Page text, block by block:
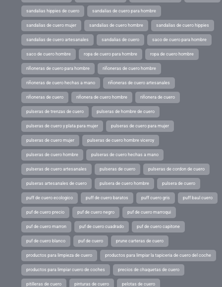
sandalias hippies de cuero sandalias de cuero para hombre
sandalias de cuero mujer sandalias de cuero hombre sandalias de cuero hippies
sandalias de cuero artesanales sandalias de cuero saco de cuero para hombre
saco de cuero hombre ropa de cuero para hombre ropa de cuero hombre
riñoneras de cuero para hombre riñoneras de cuero hombre
riñoneras de cuero hechas a mano riñoneras de cuero artesanales
riñoneras de cuero riñonera de cuero hombre riñonera de cuero
pulseras de trenzas de cuero pulseras de hombre de cuero
pulseras de cuero y plata para mujer pulseras de cuero para mujer
pulseras de cuero mujer pulseras de cuero hombre viceroy
pulseras de cuero hombre pulseras de cuero hechas a mano
pulseras de cuero artesanales pulseras de cuero pulseras de cordon de cuero
pulseras artesanales de cuero pulsera de cuero hombre pulsera de cuero
puff de cuero ecologico puff de cuero baratos puff cuero gris puff baul cuero
puf de cuero precio puf de cuero negro puf de cuero marroqui
puf de cuero marron puf de cuero cuadrado puf de cuero capitone
puf de cuero blanco puf de cuero prune carteras de cuero
productos para limpieza de cuero productos para limpiar la tapiceria de cuero del coche
productos para limpiar cuero de coches precios de chaquetas de cuero
pitilleras de cuero pinturas de cuero pelotas de cuero